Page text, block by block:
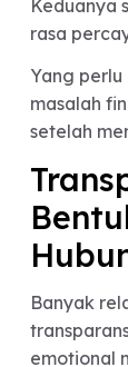
masing-
Tidak
kondisi
sebelum
Karena
tapi
Ada
secara